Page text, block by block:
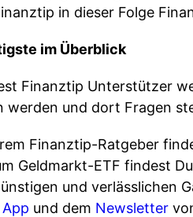
in dieser Folge
im Überblick
Finanztip Unterstützer
werden und dort Fragen
Finanztip-Ratgeber
Geldmarkt-ETF findest Du
und verlässlichen
App und dem Newsletter